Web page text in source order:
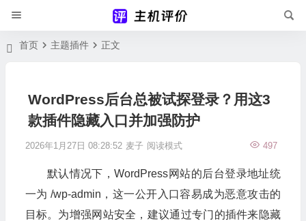
首页 主题插件 正文
WordPress后台总被试探登录？用这3
款插件隐藏入口并加强防护
2026年1月27日 08:28:52 麦子 497
阅读模式
默认情况下，WordPress网站的后台登录地址统
一为 /wp-admin，这一公开入口容易成为恶意攻击的
目标。为增强网站安全，建议通过专门的插件来隐藏